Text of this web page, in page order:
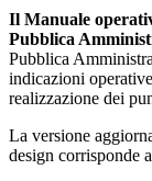
Il Manuale
Pubblica
Pubblica
indicazioni
realizzazione dei
La versione
design corrisponde